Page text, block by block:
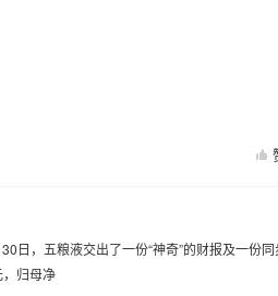
日，五粮液交出了一份“神奇”的财报及一份
归母净